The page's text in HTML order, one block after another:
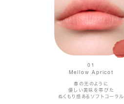
01
Mellow Apricot
春の光のように
優しい黄味を帯びた
ぬくもり感あるソフトコーラル